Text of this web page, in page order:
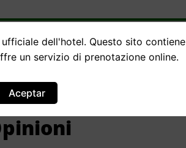
dell'hotel. Questo sito contiene
un servizio di prenotazione online.
Aceptar